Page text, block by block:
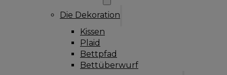
Die Dekoration
Kissen
Plaid
Bettpfad
Bettüberwurf